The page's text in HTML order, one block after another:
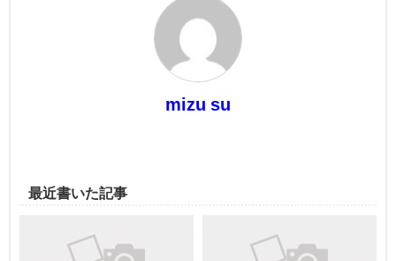
mizu su
最近書いた記事